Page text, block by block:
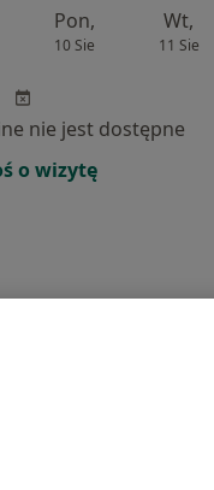
Pon,
10 Sie
Wt,
11 Sie
nie jest dostępne
o wizytę